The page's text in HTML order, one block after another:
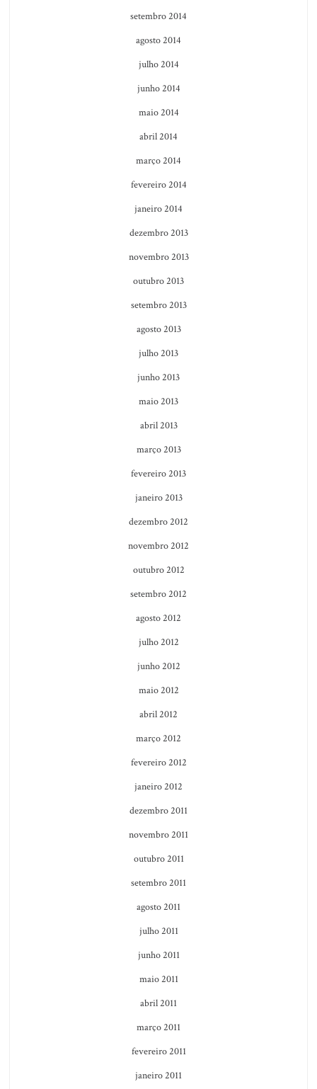
setembro 2014
agosto 2014
julho 2014
junho 2014
maio 2014
abril 2014
março 2014
fevereiro 2014
janeiro 2014
dezembro 2013
novembro 2013
outubro 2013
setembro 2013
agosto 2013
julho 2013
junho 2013
maio 2013
abril 2013
março 2013
fevereiro 2013
janeiro 2013
dezembro 2012
novembro 2012
outubro 2012
setembro 2012
agosto 2012
julho 2012
junho 2012
maio 2012
abril 2012
março 2012
fevereiro 2012
janeiro 2012
dezembro 2011
novembro 2011
outubro 2011
setembro 2011
agosto 2011
julho 2011
junho 2011
maio 2011
abril 2011
março 2011
fevereiro 2011
janeiro 2011